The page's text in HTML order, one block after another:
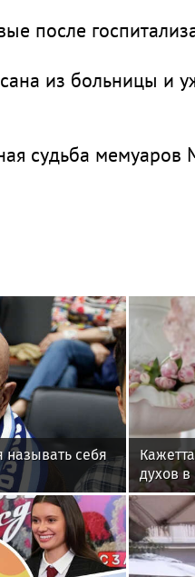
после
из больницы и
судьба
называть себя
духов